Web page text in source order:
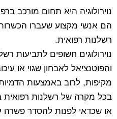
נוירולוגיה היא תחום מורכב
הם אנשי מקצוע שעברו הכשרות
רשלנות רפואית.
נוירולוגים חשופים לתביעות
והפוטנציאל לאבחון שגוי או
מקיפות, לרוב באמצעות
בכל מקרה של רשלנות רפואית
או שכדאי לפנות להסדר